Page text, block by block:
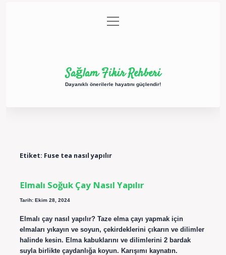
Gizlilik Politikası
menüyü
aç
Sağlam Fikir Rehberi
Dayanıklı önerilerle hayatını güçlendir!
Etiket: Fuse tea nasıl yapılır
Elmalı Soğuk Çay Nasıl Yapılır
Tarih: Ekim 28, 2024
Elmalı çay nasıl yapılır? Taze elma çayı yapmak için
elmaları yıkayın ve soyun, çekirdeklerini çıkarın ve dilimler
halinde kesin. Elma kabuklarını ve dilimlerini 2 bardak
suyla birlikte çaydanlığa koyun. Karışımı kaynatın.